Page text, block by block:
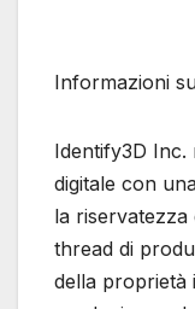
Informazioni
Identify3D Inc.
digitale con
la riservatezza
thread di
della proprietà